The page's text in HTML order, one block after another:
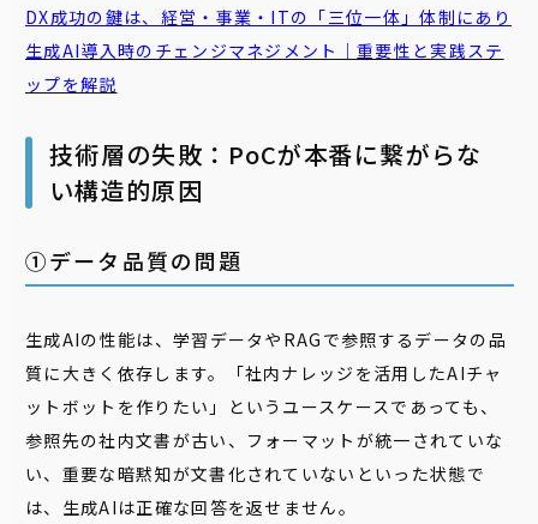
DX成功の鍵は、経営・事業・ITの「三位一体」体制にあり
生成AI導入時のチェンジマネジメント｜重要性と実践ステ
ップを解説
技術層の失敗：PoCが本番に繋がらな
い構造的原因
➀データ品質の問題
生成AIの性能は、学習データやRAGで参照するデータの品
質に大きく依存します。「社内ナレッジを活用したAIチャ
ットボットを作りたい」というユースケースであっても、
参照先の社内文書が古い、フォーマットが統一されていな
い、重要な暗黙知が文書化されていないといった状態で
は、生成AIは正確な回答を返せません。